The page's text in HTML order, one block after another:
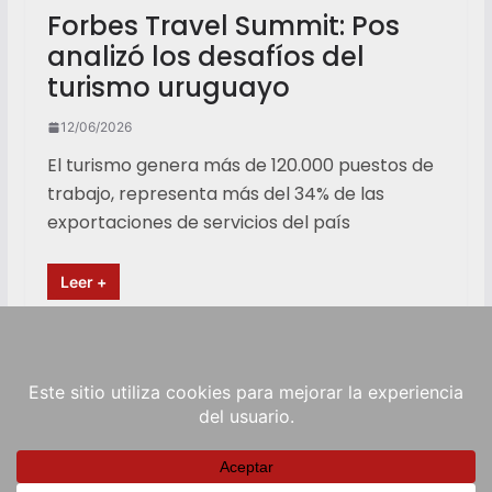
Forbes Travel Summit: Pos
analizó los desafíos del
turismo uruguayo
12/06/2026
El turismo genera más de 120.000 puestos de
trabajo, representa más del 34% de las
exportaciones de servicios del país
Leer +
RadioViva FM. Powered by